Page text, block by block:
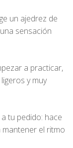
un ajedrez de
sensación
a practicar,
y muy
tu pedido: hace
mantener el ritmo